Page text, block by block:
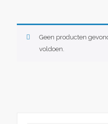
Geen producten
voldoen.